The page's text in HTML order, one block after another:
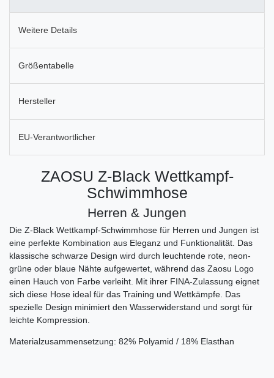
Weitere Details
Größentabelle
Hersteller
EU-Verantwortlicher
ZAOSU Z-Black Wettkampf-
Schwimmhose
Herren & Jungen
Die Z-Black Wettkampf-Schwimmhose für Herren und Jungen ist
eine perfekte Kombination aus Eleganz und Funktionalität. Das
klassische schwarze Design wird durch leuchtende rote, neon-
grüne oder blaue Nähte aufgewertet, während das Zaosu Logo
einen Hauch von Farbe verleiht. Mit ihrer FINA-Zulassung eignet
sich diese Hose ideal für das Training und Wettkämpfe. Das
spezielle Design minimiert den Wasserwiderstand und sorgt für
leichte Kompression.
Materialzusammensetzung: 82% Polyamid / 18% Elasthan